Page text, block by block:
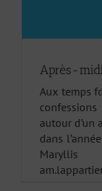
Après-
Aux temps
autour d’un
dans
Maryllis